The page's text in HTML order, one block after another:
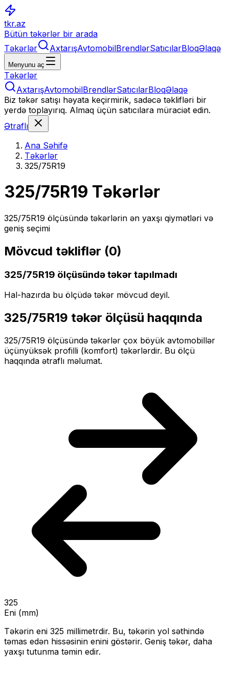
tkr.az
Bütün təkərlər bir arada
Təkərlər
AxtarışAvtomobilBrendlərSatıcılarBloqƏlaqə
Menyunu aç
Təkərlər
AxtarışAvtomobilBrendlərSatıcılarBloqƏlaqə
Biz təkər satışı həyata keçirmirik, sadəcə təklifləri bir
yerdə toplayırıq. Almaq üçün satıcılara müraciət edin.
Ətraflı
Ana Səhifə
Təkərlər
325/75R19
325/75R19 Təkərlər
325/75R19 ölçüsündə təkərlərin ən yaxşı qiymətləri və
geniş seçimi
Mövcud təkliflər (0)
325/75R19 ölçüsündə təkər tapılmadı
Hal-hazırda bu ölçüdə təkər mövcud deyil.
325/75R19 təkər ölçüsü haqqında
325/75R19 ölçüsündə təkərlər çox böyük avtomobillər
üçünyüksək profilli (komfort) təkərlərdir. Bu ölçü
haqqında ətraflı məlumat.
325
Eni (mm)
Təkərin eni 325 millimetrdir. Bu, təkərin yol səthində
təmas edən hissəsinin enini göstərir. Geniş təkər, daha
yaxşı tutunma təmin edir.